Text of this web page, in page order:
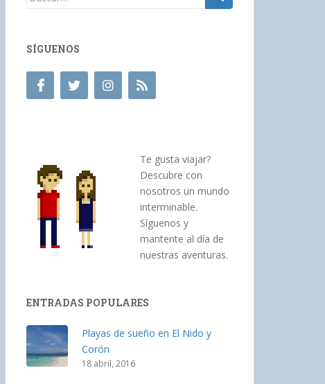
SÍGUENOS
Te gusta viajar?
Descubre con
nosotros un mundo
interminable.
Síguenos y
mantente al día de
nuestras aventuras.
ENTRADAS POPULARES
Playas de sueño en El Nido y
Corón
18 abril, 2016